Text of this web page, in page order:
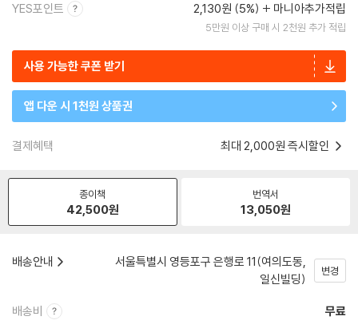
YES포인트 2,130원 (5%) 마니아추가적립
5만원 이상 구매 시 2천원 추가 적립
사용 가능한 쿠폰 받기
앱 다운 시 1천원 상품권
결제혜택 최대 2,000원 즉시할인
종이책
42,500원
번역서
13,050원
배송안내
서울특별시 영등포구 은행로 11(여의도동,
일신빌딩)
변경
배송비 무료